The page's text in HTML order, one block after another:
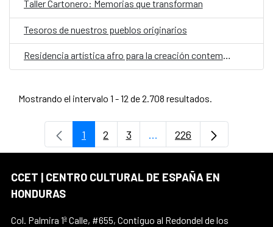
Taller Cartonero: Memorias que transforman
Tesoros de nuestros pueblos originarios
Residencia artística afro para la creación contemporánea colaborativa con comunidades garífunas
Mostrando el intervalo 1 - 12 de 2.708 resultados.
Página
1 Página
2 Página
3 ...Páginas intermedias Use
Página
226
CCET | CENTRO CULTURAL DE ESPAÑA EN
HONDURAS
Col. Palmira 1ª Calle, #655, Contiguo al Redondel de los